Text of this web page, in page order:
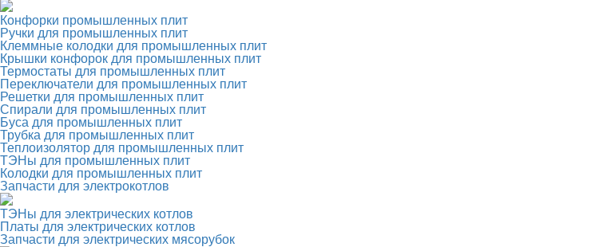
Конфорки промышленных плит
Ручки для промышленных плит
Клеммные колодки для промышленных плит
Крышки конфорок для промышленных плит
Термостаты для промышленных плит
Переключатели для промышленных плит
Решетки для промышленных плит
Спирали для промышленных плит
Буса для промышленных плит
Трубка для промышленных плит
Теплоизолятор для промышленных плит
ТЭНы для промышленных плит
Колодки для промышленных плит
Запчасти для электрокотлов
ТЭНы для электрических котлов
Платы для электрических котлов
Запчасти для электрических мясорубок